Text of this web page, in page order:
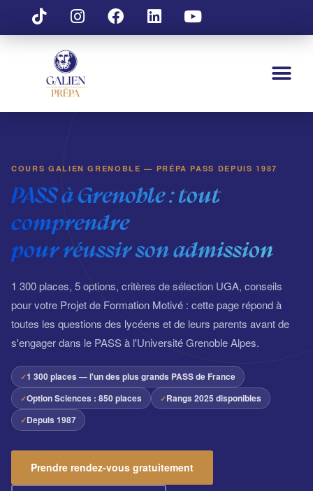
COURS GALIEN GRENOBLE — PRÉPA PASS DEPUIS 1987
PASS à Grenoble :tout
comprendre
pour réussir son admission
1 300 places, 5 options, critères de sélection UGA, conseils
pour votre Projet de Formation Motivé : cette page répond à
toutes les questions des lycéens et de leurs parents avant de
s'engager dans le PASS à l'Université Grenoble Alpes.
1 300 places — l'un des plus grands PASS de France
Option Sciences : 850 places
Rangs 2025 disponibles
Depuis 1987
Prendre rendez-vous gratuitement